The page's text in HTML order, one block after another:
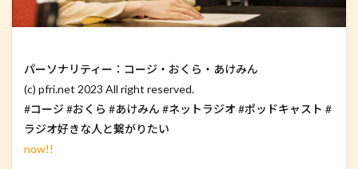
パーソナリティー：コージ・おくら・あけみん
(c) pfri.net 2023 All right reserved.
#コージ #おくら #あけみん #ネットラジオ #ポッドキャスト #
ラジオ好きな人と繋がりたい
now!!